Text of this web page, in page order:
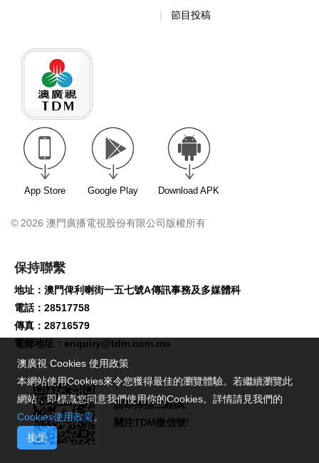
節目投稿
App Store Google Play Download APK
© 2026 澳門廣播電視股份有限公司版權所有
保持聯繫
地址：澳門俾利喇街一五七號A傳訊事務及多媒體科
電話：28517758
傳真：28716579
電郵地址： enquiry@tdm.com.mo
請即掃描二維碼,
關注TDM微信號!
澳廣視 Cookies 使用政策
本網站使用Cookies來令您獲得最佳的瀏覽體驗。若繼續瀏覽此
網站，即標識您同意我們使用你的Cookies。詳情請見我們的
Cookies使用政策。
接受